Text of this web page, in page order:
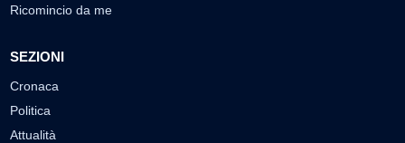
Ricomincio da me
SEZIONI
Cronaca
Politica
Attualità